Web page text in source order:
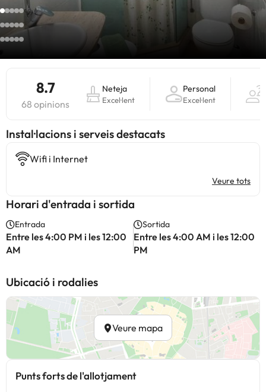
8.7
68 opinions
Neteja
Excel·lent
Personal
Excel·lent
Instal·lacions i serveis destacats
Wifi i Internet
Veure tots
Horari d'entrada i sortida
Entrada
Entre les 4:00 PM i les 12:00
AM
Sortida
Entre les 4:00 AM i les 12:00
PM
Ubicació i rodalies
Veure mapa
Punts forts de l'allotjament